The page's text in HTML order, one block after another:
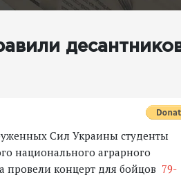
Сил Украины студенты
национального аграрного
провели концерт для бойцов 79-